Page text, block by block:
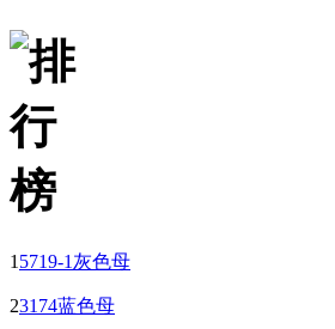
1 5719-1灰色母
23174蓝色母